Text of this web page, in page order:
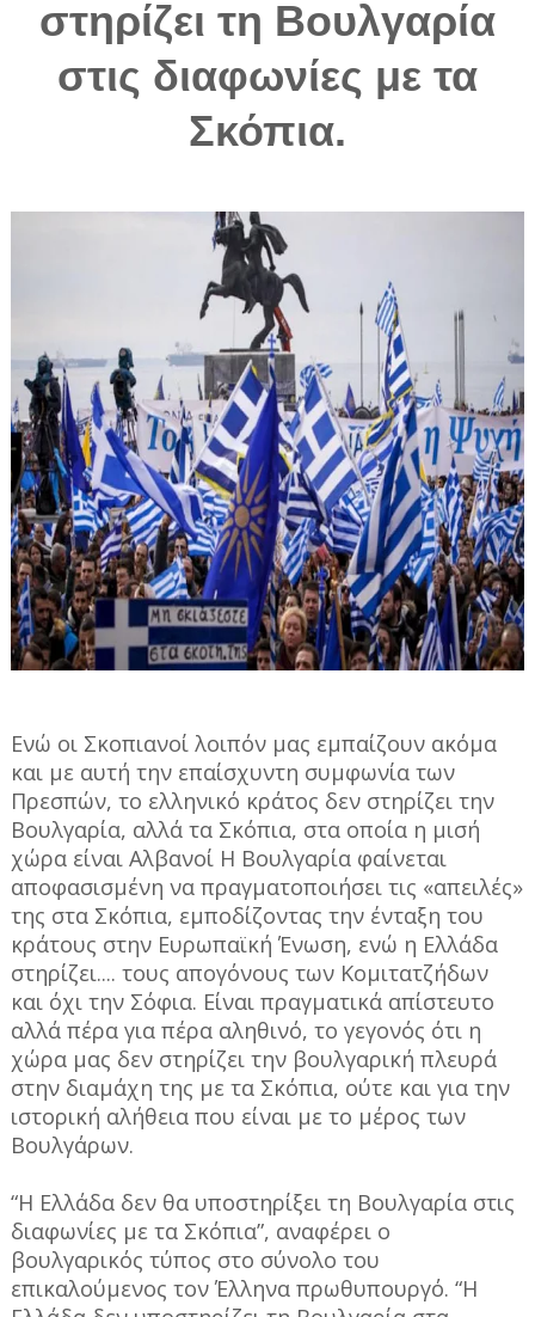
στηρίζει τη Βουλγαρία
στις διαφωνίες με τα
Σκόπια.
Ενώ οι Σκοπιανοί λοιπόν μας εμπαίζουν ακόμα
και με αυτή την επαίσχυντη συμφωνία των
Πρεσπών, το ελληνικό κράτος δεν στηρίζει την
Βουλγαρία, αλλά τα Σκόπια, στα οποία η μισή
χώρα είναι Αλβανοί Η Βουλγαρία φαίνεται
αποφασισμένη να πραγματοποιήσει τις «απειλές»
της στα Σκόπια, εμποδίζοντας την ένταξη του
κράτους στην Ευρωπαϊκή Ένωση, ενώ η Ελλάδα
στηρίζει.... τους απογόνους των Κομιτατζήδων
και όχι την Σόφια. Είναι πραγματικά απίστευτο
αλλά πέρα για πέρα αληθινό, το γεγονός ότι η
χώρα μας δεν στηρίζει την βουλγαρική πλευρά
στην διαμάχη της με τα Σκόπια, ούτε και για την
ιστορική αλήθεια που είναι με το μέρος των
Βουλγάρων.
“Η Ελλάδα δεν θα υποστηρίξει τη Βουλγαρία στις
διαφωνίες με τα Σκόπια”, αναφέρει ο
βουλγαρικός τύπος στο σύνολο του
επικαλούμενος τον Έλληνα πρωθυπουργό. “Η